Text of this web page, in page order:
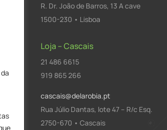
R. Dr. João de Barros, 13 A cave
1500-230 • Lisboa
Loja – Cascais
21 486 6615
919 865 266
cascais@delarobia.pt
Rua Júlio Dantas, lote 47 – R/c Esq.
2750-670 • Cascais